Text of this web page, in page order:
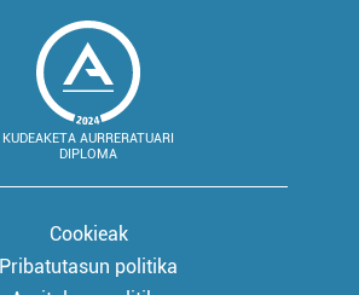
KUDEAKETA AURRERATUARI
DIPLOMA
Cookieak
Pribatutasun politika